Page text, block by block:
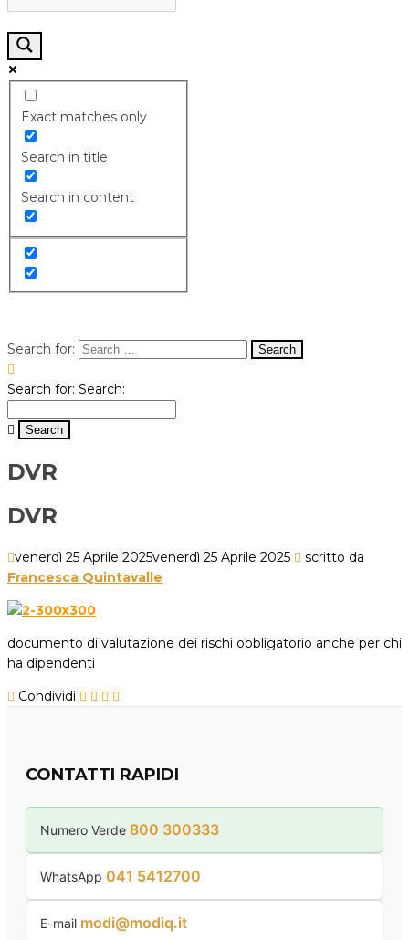
Exact matches only
Search in title
Search in content
Search for:
Search for: Search:
DVR
DVR
venerdì 25 Aprile 2025venerdì 25 Aprile 2025
scritto da
Francesca Quintavalle
documento di valutazione dei rischi obbligatorio anche per chi
ha dipendenti
Condividi
CONTATTI RAPIDI
Numero Verde 800 300333
WhatsApp 041 5412700
E-mail modi@modiq.it